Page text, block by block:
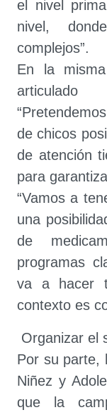
el nivel
nivel,
complejos”.
En la
de chicos
de atención
para
“Vamos a
una
de
programas
va a hacer
contexto es
Organizar el
Por su parte,
Niñez y
que la